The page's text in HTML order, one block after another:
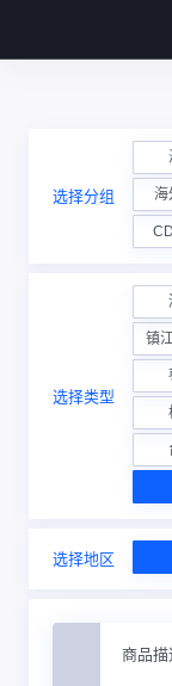
选择分组 海
选择类型
镇
选择地区
商品描